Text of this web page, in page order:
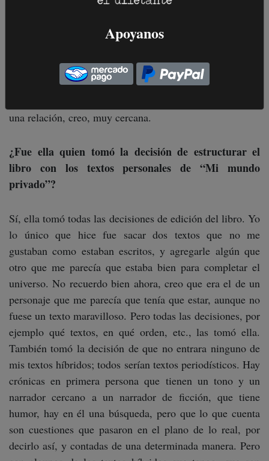
trabajamos muy bien. Yo me dejo editar mucho y a ella
clara intención de que el texto del otro sea mejor. Claro
pero también una está abierta a escucharla sobre todo
cuando tiene una convicción muy fuerte. Además nos
una relación, creo, muy cercana.
¿Fue ella quien tomó la decisión de estructurar el
libro con los textos personales de “Mi mundo
privado”?
Sí, ella tomó todas las decisiones de edición del libro. Yo
lo único que hice fue sacar dos textos que no me
gustaban como estaban escritos, y agregarle algún que
otro que me parecía que estaba bien para completar el
universo. No recuerdo bien ahora, creo que era el de un
personaje que me parecía que tenía que estar, aunque no
fuese un texto maravilloso. Pero todas las decisiones, por
ejemplo qué textos, en qué orden, etc., las tomó ella.
También tomó la decisión de que no entrara ninguno de
mis textos híbridos; todos serían textos periodísticos. Hay
crónicas en primera persona que tienen un tono y un
narrador cercano a un narrador de ficción, que tiene
humor, hay en él una búsqueda, pero que lo que cuenta
son cuestiones que pasaron en el plano de lo real, por
decirlo así, y contadas de una determinada manera. Pero
Apoyanos